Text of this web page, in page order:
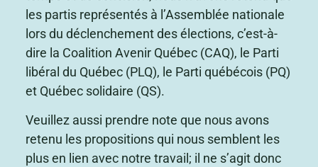
les partis représentés à l’Assemblée nationale
lors du déclenchement des élections, c’est-à-
dire la Coalition Avenir Québec (CAQ), le Parti
libéral du Québec (PLQ), le Parti québécois (PQ)
et Québec solidaire (QS).
Veuillez aussi prendre note que nous avons
retenu les propositions qui nous semblent les
plus en lien avec notre travail; il ne s’agit donc